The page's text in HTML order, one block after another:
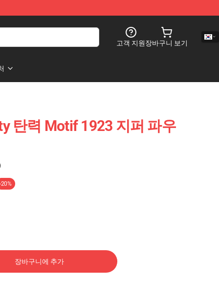
고객 지원장바구니 보기
탄력 Motif 1923 지퍼 파우
-20%
장바구니에 추가